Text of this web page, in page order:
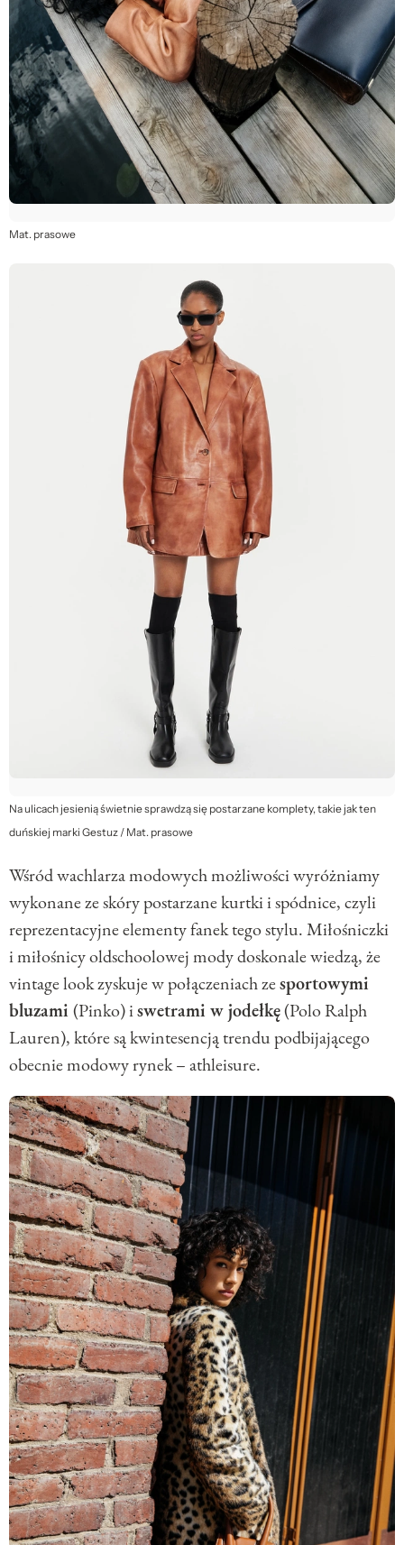
Mat. prasowe
Na ulicach jesienią świetnie sprawdzą się postarzane komplety, takie jak ten
duńskiej marki Gestuz / Mat. prasowe
Wśród wachlarza modowych możliwości wyróżniamy
wykonane ze skóry postarzane kurtki i spódnice, czyli
reprezentacyjne elementy fanek tego stylu. Miłośniczki
i miłośnicy oldschoolowej mody doskonale wiedzą, że
vintage look zyskuje w połączeniach zesportowymi
bluzami (Pinko) iswetrami w jodełkę(Polo Ralph
Lauren), które są kwintesencją trendu podbijającego
obecnie modowy rynek – athleisure.